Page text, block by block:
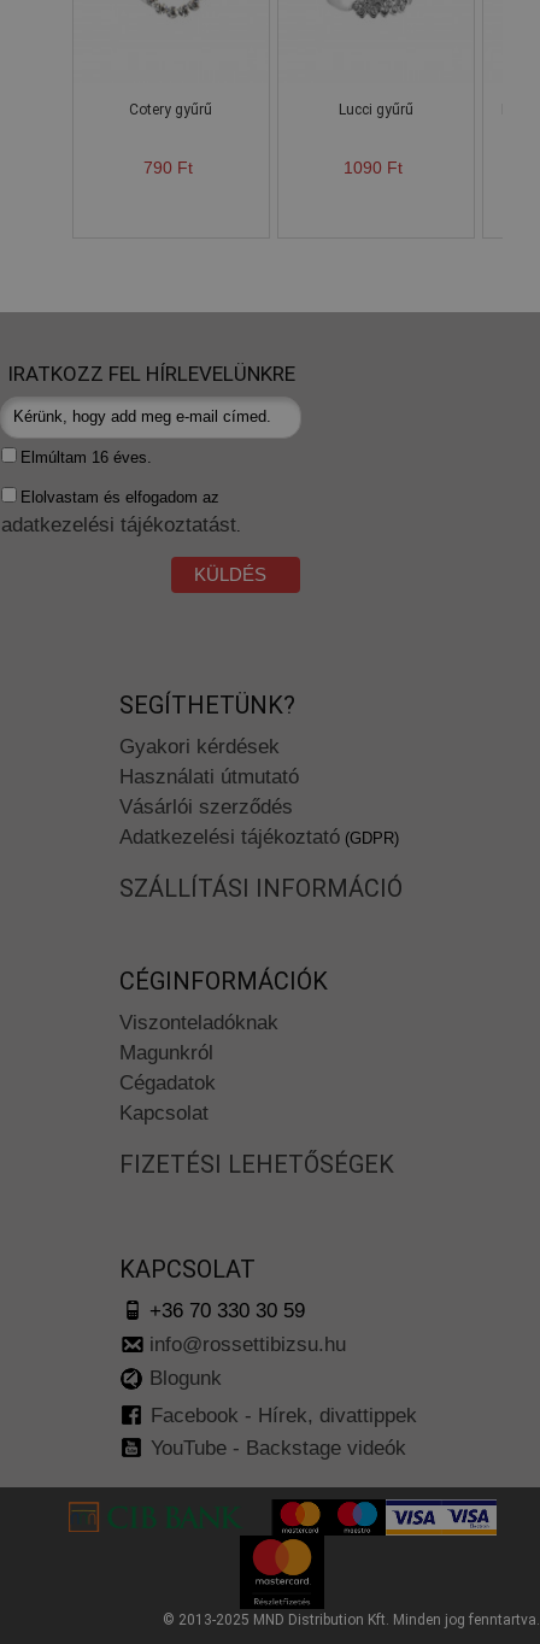
Cotery gyűrű
790 Ft
Lucci gyűrű
1090 Ft
IRATKOZZ FEL HÍRLEVELÜNKRE
Elmúltam 16 éves.
Elolvastam és elfogadom az
adatkezelési tájékoztatást
KÜLDÉS
SEGÍTHETÜNK?
Gyakori kérdések
Használati útmutató
Vásárlói szerződés
Adatkezelési tájékoztató (GDPR)
SZÁLLÍTÁSI INFORMÁCIÓ
CÉGINFORMÁCIÓK
Viszonteladóknak
Magunkról
Cégadatok
Kapcsolat
FIZETÉSI LEHETŐSÉGEK
KAPCSOLAT
+36 70 330 30 59
info@rossettibizsu.hu
Blogunk
Facebook - Hírek, divattippek
YouTube - Backstage videók
© 2013-2025 MND Distribution Kft. Minden jog fenntartva.